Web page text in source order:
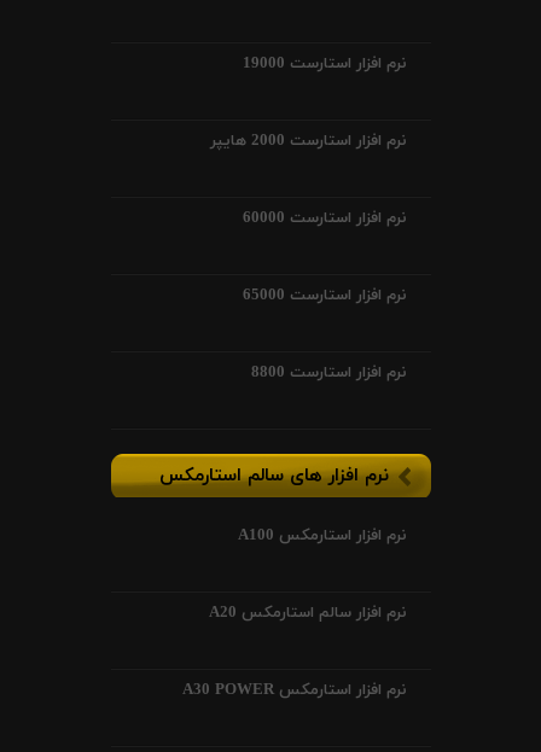
نرم افزار استارست 19000
نرم افزار استارست 2000 هایپر
نرم افزار استارست 60000
نرم افزار استارست 65000
نرم افزار استارست 8800
نرم افزار های سالم استارمکس
نرم افزار استارمکس A100
نرم افزار سالم استارمکس A20
نرم افزار استارمکس A30 POWER